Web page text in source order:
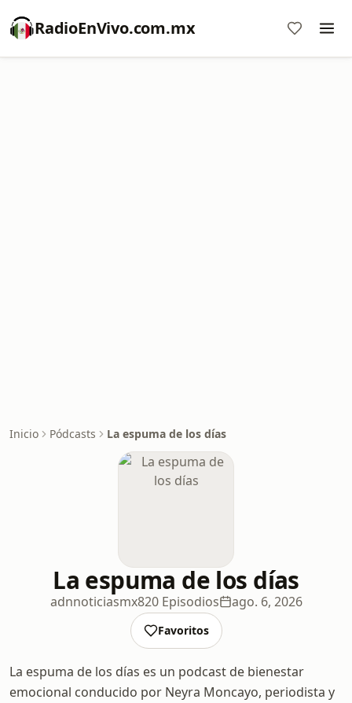
RadioEnVivo.com.mx
Inicio Pódcasts La espuma de los días
La espuma de los días
adnnoticiasmx820 Episodios ago. 6, 2026
Favoritos
La espuma de los días es un podcast de bienestar
emocional conducido por Neyra Moncayo, periodista y